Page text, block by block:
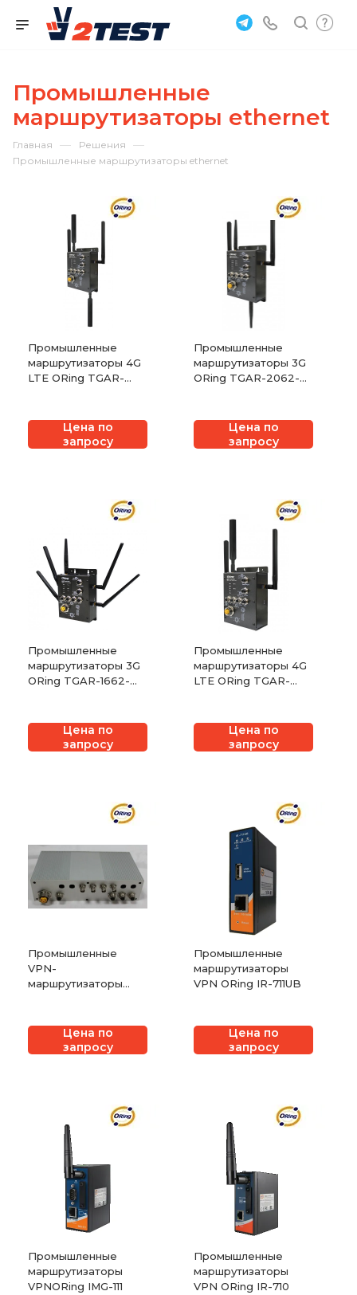
Промышленные
маршрутизаторы ethernet
Главная — Решения —
Промышленные маршрутизаторы ethernet
Промышленные
маршрутизаторы 4G
LTE ORing TGAR-
Цена по
запросу
Промышленные
маршрутизаторы 3G
ORing TGAR-2062-
Цена по
запросу
Промышленные
маршрутизаторы 3G
ORing TGAR-1662-
Цена по
запросу
Промышленные
маршрутизаторы 4G
LTE ORing TGAR-
Цена по
запросу
Промышленные
VPN-
маршрутизаторы
встроенным 3G
модемом
Цена по
запросу
Промышленные
маршрутизаторы
VPN ORing IR-711UB
Цена по
запросу
Промышленные
маршрутизаторы
VPNORing IMG-111
Промышленные
маршрутизаторы
VPN ORing IR-710